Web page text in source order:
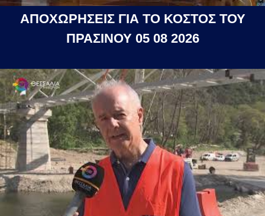
ΑΠΟΧΩΡΗΣΕΙΣ ΓΙΑ ΤΟ ΚΟΣΤΟΣ ΤΟΥ
ΠΡΑΣΙΝΟΥ 05 08 2026